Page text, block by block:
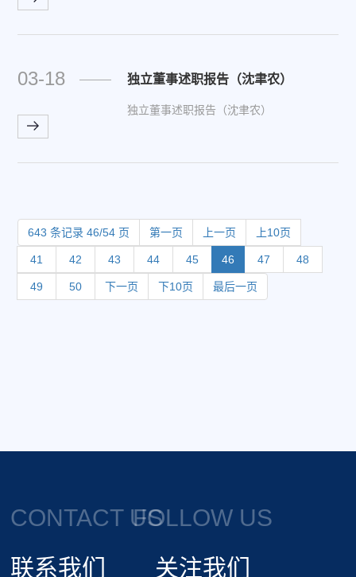
03-18 独立董事述职报告（沈聿农）
独立董事述职报告（沈聿农）
643 条记录 46/54 页 第一页 上一页 上10页
41 42 43 44 45 46 47 48
49 50 下一页 下10页 最后一页
CONTACT US
联系我们
FOLLOW US
关注我们